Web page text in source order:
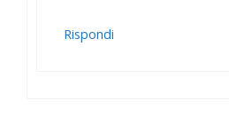
Rispondi